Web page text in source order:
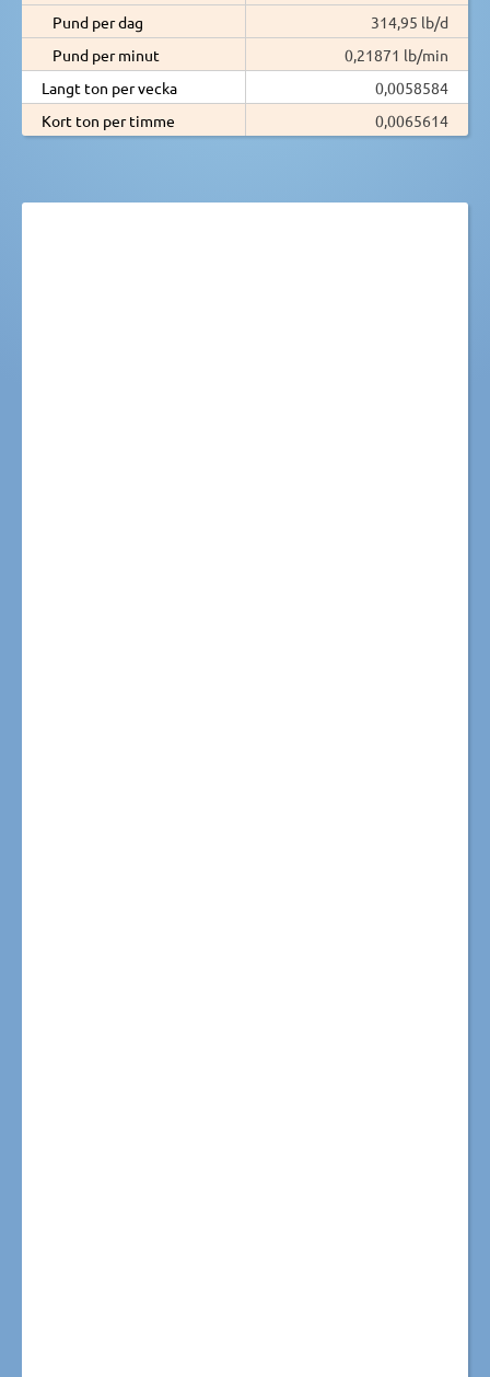
Pund per dag
314,95 lb/d
Pund per minut
0,21871 lb/min
Langt ton per vecka
0,0058584
Kort ton per timme
0,0065614